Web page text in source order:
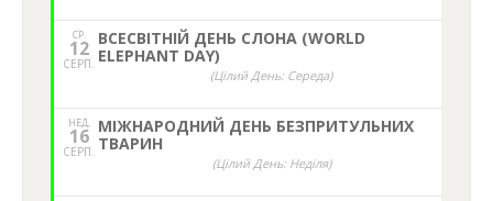
СР.
12
СЕРП.
ВСЕСВІТНІЙ ДЕНЬ СЛОНА (WORLD
ELEPHANT DAY)
(Цілий День: Середа)
НЕД,
16
СЕРП.
МІЖНАРОДНИЙ ДЕНЬ БЕЗПРИТУЛЬНИХ
ТВАРИН
(Цілий День: Неділя)